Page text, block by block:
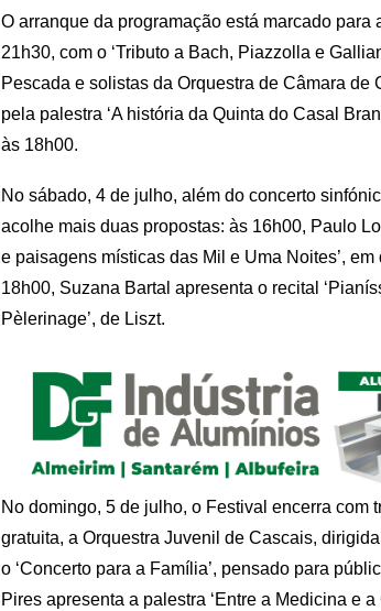
O arranque da programação está marcado para
21h30, com o ‘Tributo a Bach, Piazzolla e
Pescada e solistas da Orquestra de Câmara de
pela palestra ‘A história da Quinta do Casal
às 18h00.
No sábado, 4 de julho, além do concerto
acolhe mais duas propostas: às 16h00, Paulo
e paisagens místicas das Mil e Uma Noites’,
18h00, Suzana Bartal apresenta o recital
Pèlerinage’, de Liszt.
No domingo, 5 de julho, o Festival encerra com
gratuita, a Orquestra Juvenil de Cascais,
o ‘Concerto para a Família’, pensado para
Pires apresenta a palestra ‘Entre a Medicina e